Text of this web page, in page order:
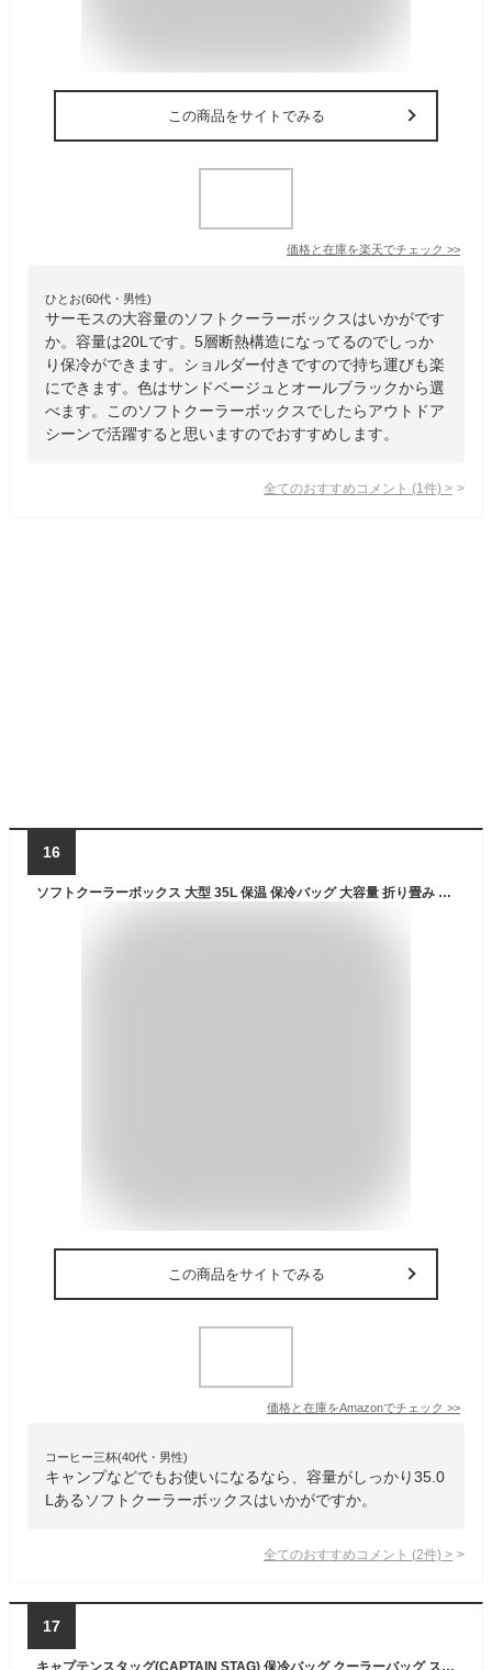
この商品をサイトでみる
価格と在庫を楽天でチェック >>
ひとお(60代・男性)
サーモスの大容量のソフトクーラーボックスはいかがです
か。容量は20Lです。5層断熱構造になってるのでしっか
り保冷ができます。ショルダー付きですので持ち運びも楽
にできます。色はサンドベージュとオールブラックから選
べます。このソフトクーラーボックスでしたらアウトドア
シーンで活躍すると思いますのでおすすめします。
全てのおすすめコメント (1 件) >
16
ソフトクーラーボックス 大型 35L 保温 保冷バッグ 大容量 折り畳み キャンプ/釣り/パーティ カーキ色
この商品をサイトでみる
価格と在庫をAmazonでチェック >>
コーヒー三杯(40代・男性)
キャンプなどでもお使いになるなら、容量がしっかり35.0
Lあるソフトクーラーボックスはいかがですか。
全てのおすすめコメント (2件) >
17
キャプテンスタッグ(CAPTAIN STAG) 保冷バッグ クーラーバッグ スクエア リュック型 クーラーバッグ オリーブ UE-620 使用サイズ:幅34×奥行23×高さ45cm